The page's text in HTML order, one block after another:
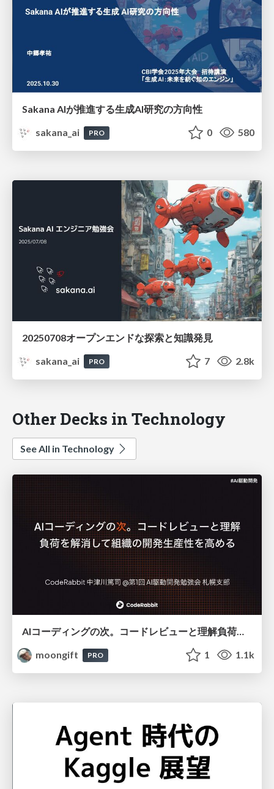
Sakana AIが推進する生成AI研究の方向性
sakana_ai
PRO 0 580
20250708オープンエンドな探索と知識発見
sakana_ai
PRO 7 2.8k
Other Decks in Technology
See All in Technology
AIコーディングの次。コードレビューと理解負荷を解消して組織の開発生産性を高める
moongift
PRO 1 1.1k